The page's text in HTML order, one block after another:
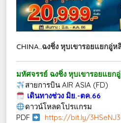
CHINA..ฉงชิ่ง หุบเขารอยแยกอู่
มหัศจรรย์ ฉงชิ่ง หุบเขารอยแยก
สายการบิน AIR ASIA (FD)
เดินทางช่วง มิย.-ตค.66
ดาวน์โหลดโปรแกรม
PDF
https://bit.ly/3HSeNJ3